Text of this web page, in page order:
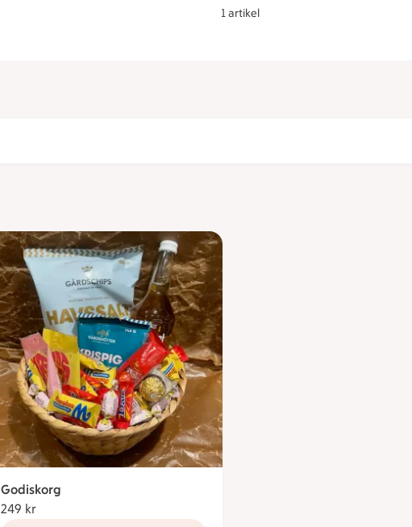
1 artikel
Godiskorg
249 kr